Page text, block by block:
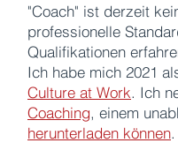
"Coach" ist derzeit
professionelle
Qualifikationen
Ich habe mich 2021
Culture at Work. Ich
Coaching, einem
herunterladen können.